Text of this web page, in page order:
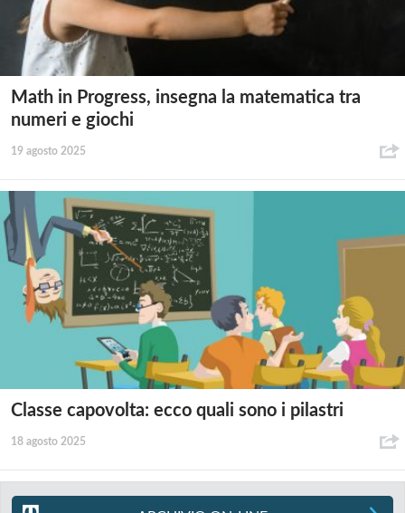
Math in Progress, insegna la matematica tra
numeri e giochi
19 agosto 2025
Classe capovolta: ecco quali sono i pilastri
18 agosto 2025